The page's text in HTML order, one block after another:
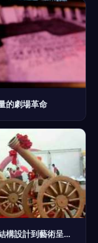
的劇場革命
舞臺桁架搭建與文化活動的深度融合 從結構設計到藝術呈現的實踐指南